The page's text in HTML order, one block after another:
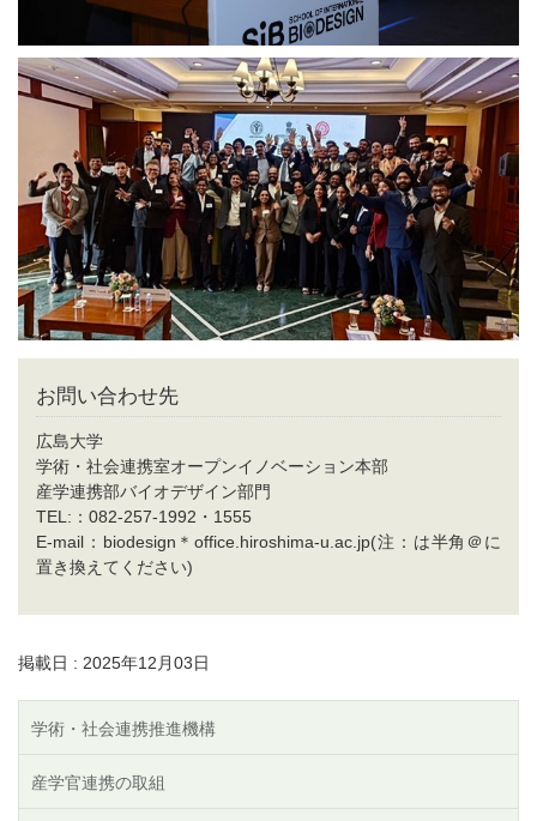
お問い合わせ先
広島大学
学術・社会連携室オープンイノベーション本部
産学連携部バイオデザイン部門
TEL:：082-257-1992・1555
E-mail：biodesign＊office.hiroshima-u.ac.jp(注：は半角＠に
置き換えてください)
掲載日 : 2025年12月03日
学術・社会連携推進機構
産学官連携の取組